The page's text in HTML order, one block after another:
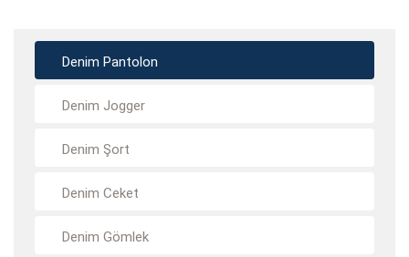
Denim Pantolon
Denim Jogger
Denim Şort
Denim Ceket
Denim Gömlek